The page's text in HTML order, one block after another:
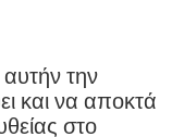
την
και να αποκτά
στο